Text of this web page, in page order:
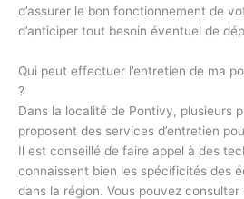
d’assurer le bon fonctionnement de
d’anticiper tout besoin éventuel de
Qui peut effectuer l’entretien de ma
?
Dans la localité de Pontivy, plusieurs
proposent des services d’entretien
Il est conseillé de faire appel à des
connaissent bien les spécificités des
dans la région. Vous pouvez